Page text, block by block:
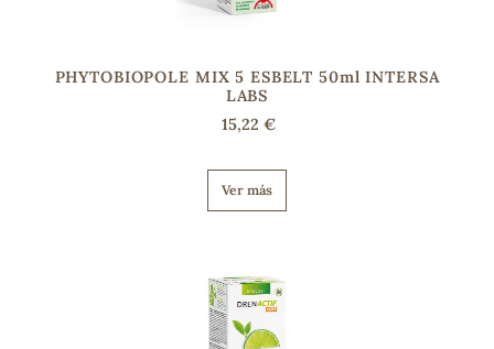
PHYTOBIOPOLE MIX 5 ESBELT 50ml INTERSA
LABS
15,22 €
Ver más